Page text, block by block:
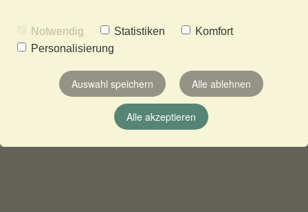
Viele Grüsse
Notwendig Statistiken
Komfort
Personalisierung
Auswahl speichern Alle ablehnen
Alle akzeptieren